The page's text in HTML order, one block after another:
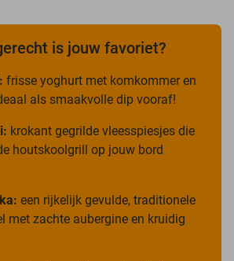
is jouw favoriet?
frisse yoghurt met komkommer en
als smaakvolle dip vooraf!
krokant gegrilde vleesspiesjes die
houtskoolgrill op jouw bord
een rijkelijk gevulde, traditionele
met zachte aubergine en kruidig